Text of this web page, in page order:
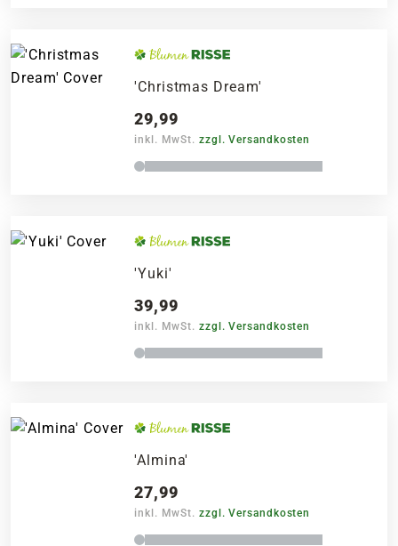
'Christmas Dream'
29,99
inkl. MwSt. zzgl. Versandkosten
'Yuki'
39,99
inkl. MwSt. zzgl. Versandkosten
'Almina'
27,99
inkl. MwSt. zzgl. Versandkosten